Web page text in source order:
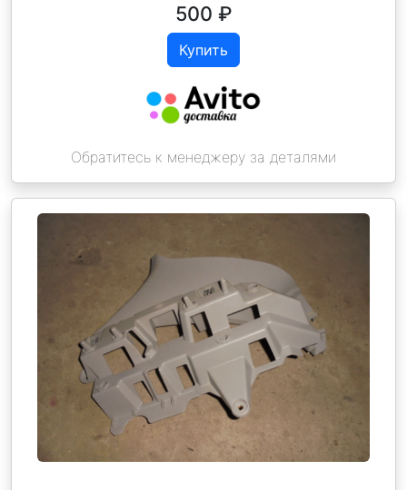
500 ₽
Купить
Обратитесь к менеджеру за деталями